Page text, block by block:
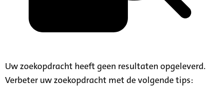
Uw zoekopdracht heeft geen resultaten opgeleverd.
Verbeter uw zoekopdracht met de volgende tips: